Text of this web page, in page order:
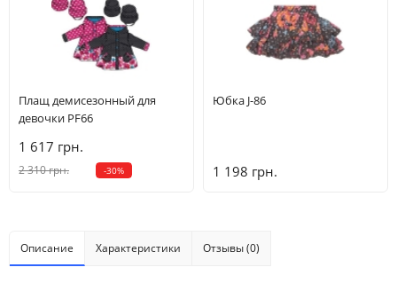
Плащ демисезонный для
девочки PF66
1 617 грн.
2 310 грн. -30%
Юбка J-86
1 198 грн.
Описание Характеристики Отзывы (0)